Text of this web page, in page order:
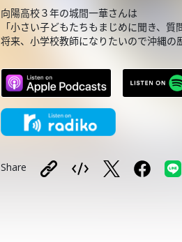
向陽高校３年の城間一華さんは
「小さい子どもたちもまじめに聞き、質
将来、小学校教師になりたいので沖縄の
Share